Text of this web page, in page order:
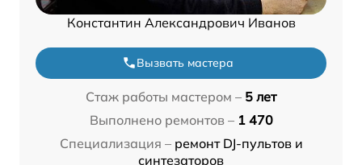
Константин Александрович Иванов
Вызвать мастера
Стаж работы мастером – 5 лет
Выполнено ремонтов – 1 470
Специализация – ремонт DJ-пультов и
синтезаторов